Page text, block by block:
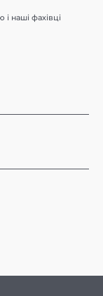
і наші фахівці